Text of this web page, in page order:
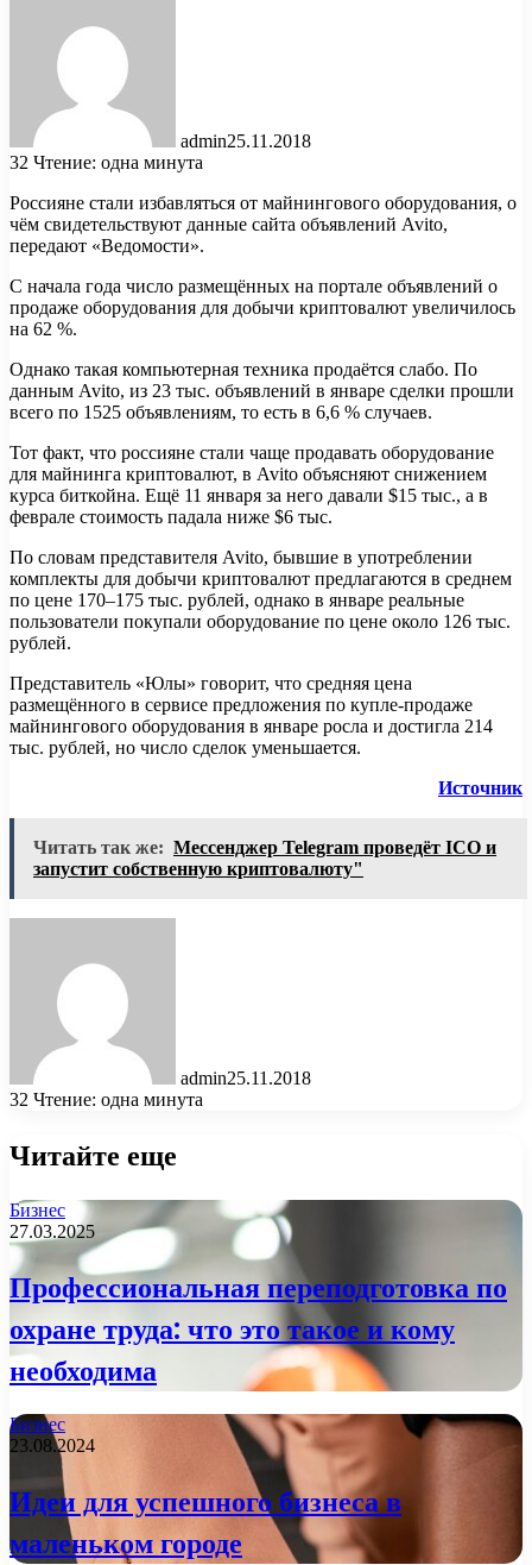
admin25.11.2018
32 Чтение: одна минута
Россияне стали избавляться от майнингового оборудования, о
чём свидетельствуют данные сайта объявлений Avito,
передают «Ведомости».
С начала года число размещённых на портале объявлений о
продаже оборудования для добычи криптовалют увеличилось
на 62 %.
Однако такая компьютерная техника продаётся слабо. По
данным Avito, из 23 тыс. объявлений в январе сделки прошли
всего по 1525 объявлениям, то есть в 6,6 % случаев.
Тот факт, что россияне стали чаще продавать оборудование
для майнинга криптовалют, в Avito объясняют снижением
курса биткойна. Ещё 11 января за него давали $15 тыс., а в
феврале стоимость падала ниже $6 тыс.
По словам представителя Avito, бывшие в употреблении
комплекты для добычи криптовалют предлагаются в среднем
по цене 170–175 тыс. рублей, однако в январе реальные
пользователи покупали оборудование по цене около 126 тыс.
рублей.
Представитель «Юлы» говорит, что средняя цена
размещённого в сервисе предложения по купле-продаже
майнингового оборудования в январе росла и достигла 214
тыс. рублей, но число сделок уменьшается.
Источник
Читать так же: Мессенджер Telegram проведёт ICO и
запустит собственную криптовалюту"
admin25.11.2018
32 Чтение: одна минута
Читайте еще
Бизнес
27.03.2025
Профессиональная переподготовка по
охране труда: что это такое и кому
необходима
Бизнес
23.08.2024
Идеи для успешного бизнеса в
маленьком городе